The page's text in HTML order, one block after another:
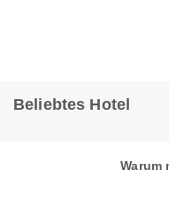
Beliebtes Hotel
Warum